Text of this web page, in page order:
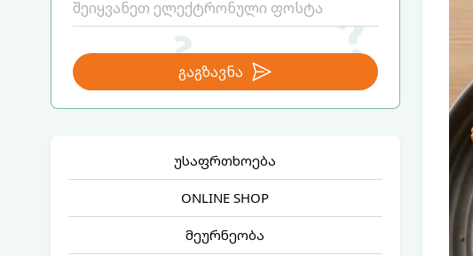
გაგზავნა
უსაფრთხოება
ONLINE SHOP
მეურნეობა